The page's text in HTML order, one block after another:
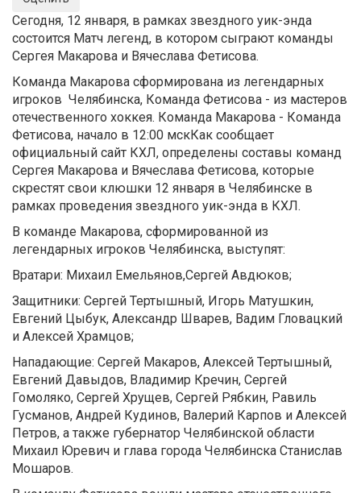
Сегодня, 12 января, в рамках звездного уик-энда
состоится Матч легенд, в котором сыграют команды
Сергея Макарова и Вячеслава Фетисова.
Команда Макарова сформирована из легендарных
игроков Челябинска, Команда Фетисова - из мастеров
отечественного хоккея. Команда Макарова - Команда
Фетисова, начало в 12:00 мскКак сообщает
официальный сайт КХЛ, определены составы команд
Сергея Макарова и Вячеслава Фетисова, которые
скрестят свои клюшки 12 января в Челябинске в
рамках проведения звездного уик-энда в КХЛ.
В команде Макарова, сформированной из
легендарных игроков Челябинска, выступят:
Вратари: Михаил Емельянов,Сергей Авдюков;
Защитники: Сергей Тертышный, Игорь Матушкин,
Евгений Цыбук, Александр Шварев, Вадим Гловацкий
и Алексей Храмцов;
Нападающие: Сергей Макаров, Алексей Тертышный,
Евгений Давыдов, Владимир Кречин, Сергей
Гомоляко, Сергей Хрущев, Сергей Рябкин, Равиль
Гусманов, Андрей Кудинов, Валерий Карпов и Алексей
Петров, а также губернатор Челябинской области
Михаил Юревич и глава города Челябинска Станислав
Мошаров.